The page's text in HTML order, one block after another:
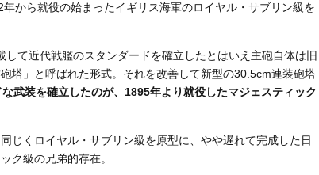
から就役の始まったイギリス海軍のロイヤル・サブリン級を
て近代戦艦のスタンダードを確立したとはいえ主砲自体は旧
塔」と呼ばれた形式。それを改善して新型の30.5cm連装砲塔
武装を確立したのが、1895年より就役したマジェスティック
じくロイヤル・サブリン級を原型に、やや遅れて完成した日
ク級の兄弟的存在。